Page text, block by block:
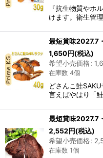
『抗生物質やホ
けます。衛生管
最短賞味2027.7
1,650円(税込)
希望小売価格:
在庫数 4個
どさんこ鮭
言えばやはり「
最短賞味2027.7
2,552円(税込)
希望小売価格:
在庫数 1個